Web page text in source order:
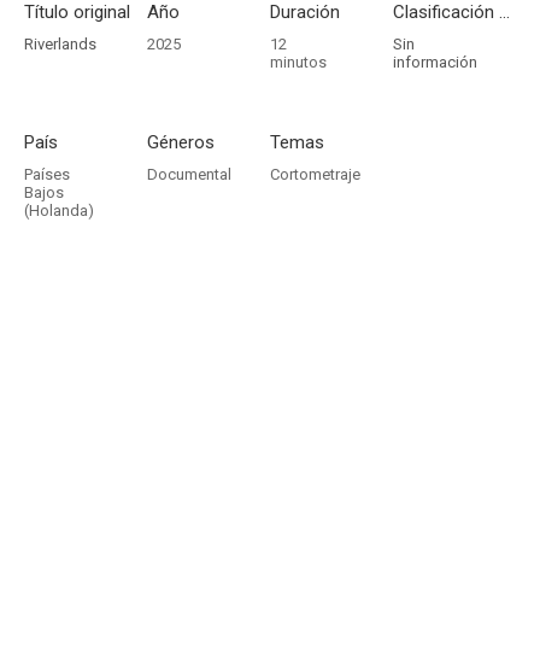
Título original
Riverlands
Año
2025
Duración
12
minutos
Clasificación por edades
Sin
información
País
Países
Bajos
(Holanda)
Géneros
Documental
Temas
Cortometraje